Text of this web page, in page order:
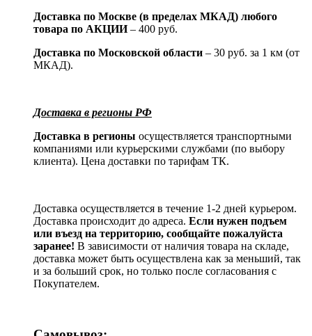
Доставка по Москве (в пределах МКАД) любого
товара по АКЦИИ– 400 руб.
Доставка по Московской области – 30 руб. за 1 км (от
МКАД).
Доставка в регионы РФ
Доставка в регионы осуществляется транспортными
компаниями или курьерскими службами (по выбору
клиента). Цена доставки по тарифам ТК.
Доставка осуществляется в течение 1-2 дней курьером.
Доставка происходит до адреса. Если нужен подъем
или въезд на территорию, сообщайте пожалуйста
заранее! В зависимости от наличия товара на складе,
доставка может быть осуществлена как за меньший, так
и за больший срок, но только после согласования с
Покупателем.